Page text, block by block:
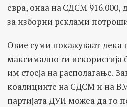
евра, онаа на СДСМ 916.000,
за изборни реклами
Овие суми покажуваат дека
максимално ги искористија
им стоеја на располагање.
коалициите на СДСМ и на
партијата ДУИ можеа да го